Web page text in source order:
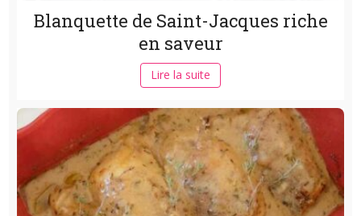
Blanquette de Saint-Jacques riche
en saveur
Lire la suite